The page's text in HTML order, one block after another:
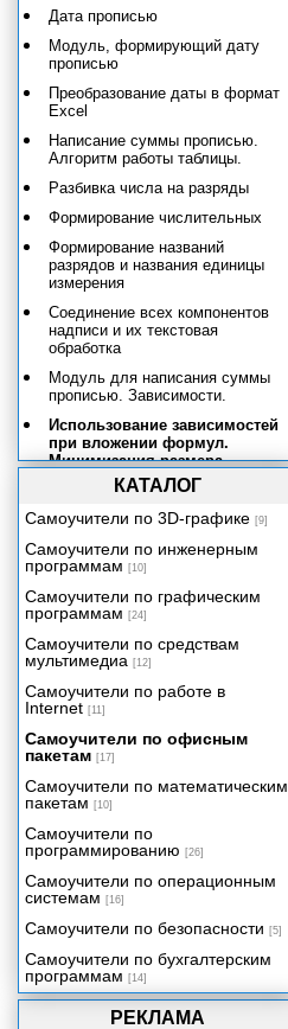
РЕКЛАМА
Дата прописью
Модуль, формирующий дату
прописью
Преобразование даты в формат
Excel
Написание суммы прописью.
Алгоритм работы таблицы.
Разбивка числа на разряды
Формирование числительных
Формирование названий
разрядов и названия единицы
измерения
Соединение всех компонентов
надписи и их текстовая
обработка
Модуль для написания суммы
прописью. Зависимости.
Использование зависимостей
при вложении формул.
Минимизация размера
таблицы.
Электронный табель учета
рабочего времени
Учет и налогообложение доходов
физических лиц
Учет доходов и расходов в быту и
бизнесе
Функции рабочего листа
КАТАЛОГ
Самоучители по 3D-графике [9]
Самоучители по инженерным
программам [10]
Самоучители по графическим
программам [24]
Самоучители по средствам
мультимедиа [12]
Самоучители по работе в
Internet [11]
Самоучители по офисным
пакетам [17]
Самоучители по математическим
пакетам [10]
Самоучители по
программированию [26]
Самоучители по операционным
системам [16]
Самоучители по безопасности [5]
Самоучители по бухгалтерским
программам [14]